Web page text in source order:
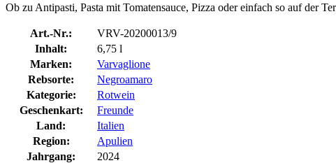
Ob zu Antipasti, Pasta mit Tomatensauce, Pizza oder einfach so auf der
Art.-Nr.:
VRV-20200013/9
Inhalt:
6,75 l
Marken:
Varvaglione
Rebsorte:
Negroamaro
Kategorie:
Rotwein
Geschenkart:
Freunde
Land:
Italien
Region:
Apulien
Jahrgang:
2024